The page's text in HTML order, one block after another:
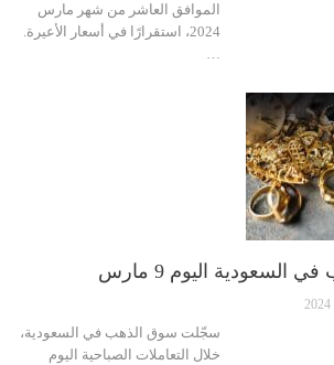
الموافق العاشر من شهر مارس
2024، استقرارًا في أسعار الأعيرة.
…
اليوم 9 مارس
سجّلت سوق الذهب في السعودية،
خلال التعاملات الصباحية اليوم